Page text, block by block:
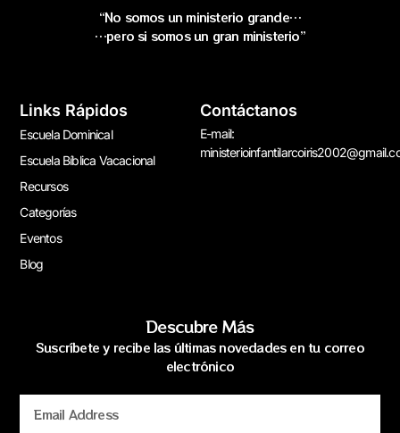
“No somos un ministerio grande…
…pero si somos un gran ministerio”
Links Rápidos
Escuela Dominical
Escuela Bíblica Vacacional
Recursos
Categorías
Eventos
Blog
Contáctanos
E-mail:
Descubre Más
Suscríbete y recibe las últimas novedades en tu correo
electrónico